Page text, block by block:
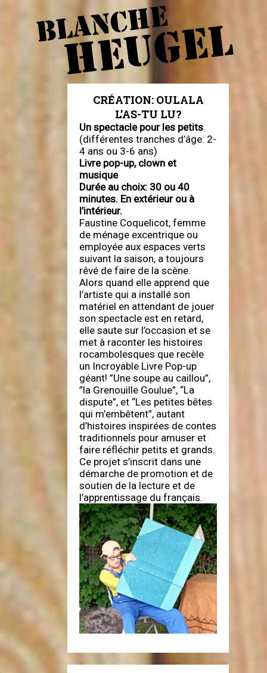
BLANCHE
HEUGEL
CRÉATION: OULALA
L’AS-TU LU?
Un spectacle pour les petits
(différentes tranches d’âge: 2-
4 ans ou 3-6 ans)
Livre pop-up, clown et
musique
Durée au choix: 30 ou 40
minutes. En extérieur ou à
l’intérieur.
Faustine Coquelicot, femme
de ménage excentrique ou
employée aux espaces verts
suivant la saison, a toujours
rêvé de faire de la scène.
Alors quand elle apprend que
l’artiste qui a installé son
matériel en attendant de jouer
son spectacle est en retard,
elle saute sur l’occasion et se
met à raconter les histoires
rocambolesques que recèle
un Incroyable Livre Pop-up
géant! ”Une soupe au caillou”,
”la Grenouille Goulue”, “La
dispute”, et “Les petites bêtes
qui m’embêtent”, autant
d’histoires inspirées de contes
traditionnels pour amuser et
faire réfléchir petits et grands.
Ce projet s’inscrit dans une
démarche de promotion et de
soutien de la lecture et de
l’apprentissage du français.